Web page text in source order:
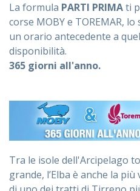
La formula PARTI PRIMAti
corse MOBY e TOREMAR,
un orario antecedente a
disponibilità.
365 giorni all'anno.
Tra le isole dell'Arcipelago
grande, l’Elba è anche la